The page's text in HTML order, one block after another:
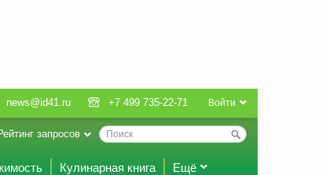
Войти
news@id41.ru +7 499 735-22-71
запросов
Кулинарная книга Ещё